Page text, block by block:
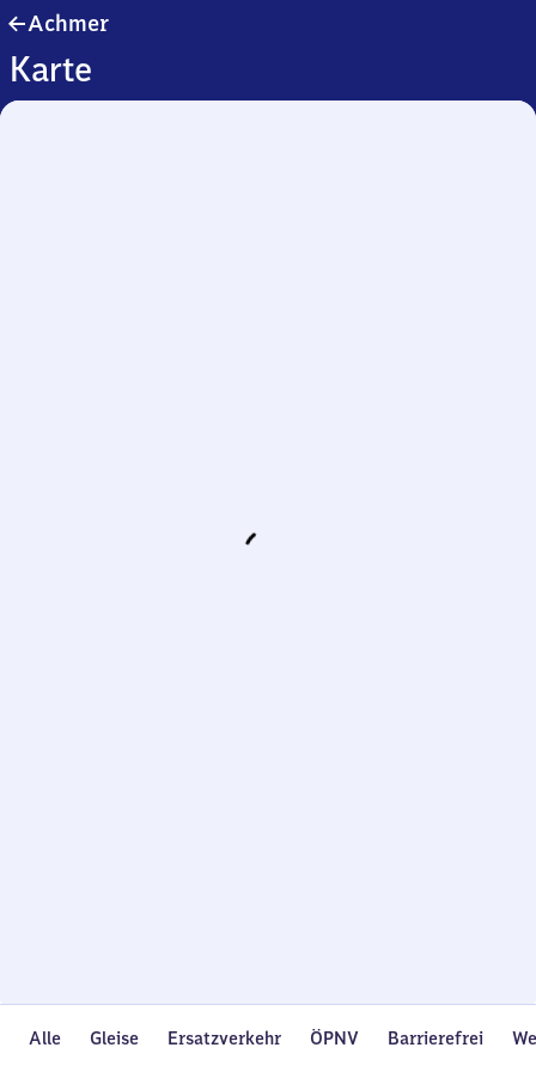
Achmer
Karte
Alle Gleise Ersatzverkehr ÖPNV Barrierefrei